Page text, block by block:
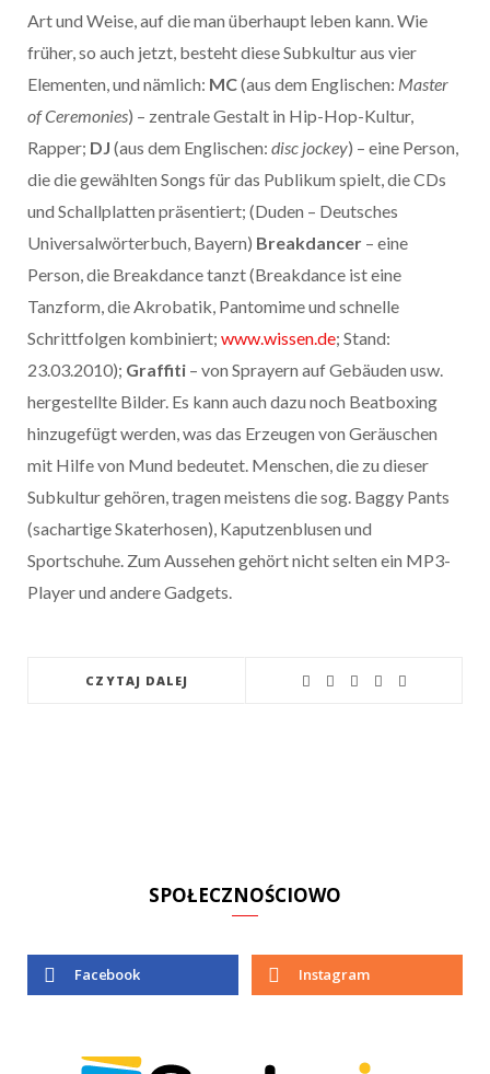
Art und Weise, auf die man überhaupt leben kann. Wie
früher, so auch jetzt, besteht diese Subkultur aus vier
Elementen, und nämlich: MC(aus dem Englischen: Master
of Ceremonies) – zentrale Gestalt in Hip-Hop-Kultur,
Rapper; DJ (aus dem Englischen: disc jockey) – eine Person,
die die gewählten Songs für das Publikum spielt, die CDs
und Schallplatten präsentiert; (Duden – Deutsches
Universalwörterbuch, Bayern) Breakdancer – eine
Person, die Breakdance tanzt (Breakdance ist eine
Tanzform, die Akrobatik, Pantomime und schnelle
Schrittfolgen kombiniert; www.wissen.de; Stand:
23.03.2010); Graffiti – von Sprayern auf Gebäuden usw.
hergestellte Bilder. Es kann auch dazu noch Beatboxing
hinzugefügt werden, was das Erzeugen von Geräuschen
mit Hilfe von Mund bedeutet. Menschen, die zu dieser
Subkultur gehören, tragen meistens die sog. Baggy Pants
(sachartige Skaterhosen), Kaputzenblusen und
Sportschuhe. Zum Aussehen gehört nicht selten ein MP3-
Player und andere Gadgets.
CZYTAJ DALEJ
SPOŁECZNOŚCIOWO
Facebook Instagram